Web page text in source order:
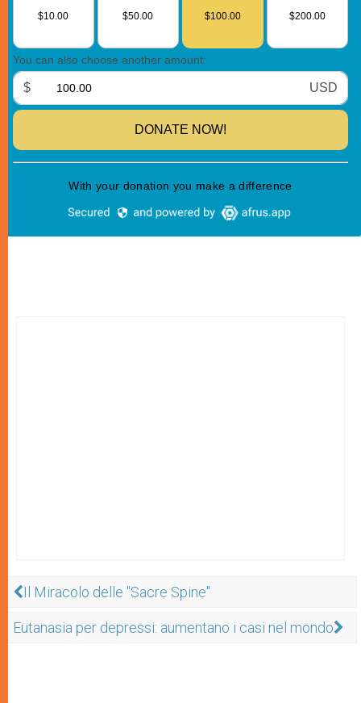
Il Miracolo delle "Sacre Spine"
Eutanasia per depressi: aumentano i casi nel mondo